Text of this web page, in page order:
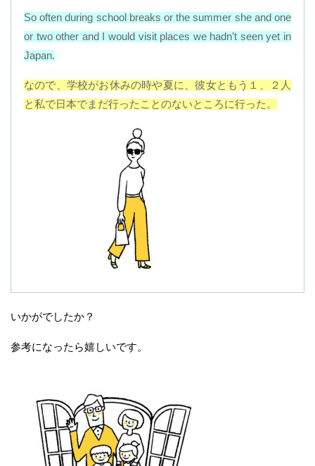
So often during school breaks or the summer she and one
or two other and I would visit places we hadn’t seen yet in
Japan.
なので、学校がお休みの時や夏に、彼女ともう１、２人
と私で日本でまだ行ったことのないところに行った。
いかがでしたか？
参考になったら嬉しいです。